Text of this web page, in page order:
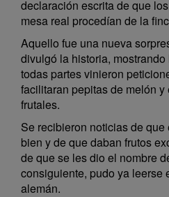
declaración escrita de que
mesa real procedían de la
Aquello fue una nueva
divulgó la historia,
todas partes vinieron
facilitaran pepitas de melón
frutales.
Se recibieron noticias de
bien y de que daban frutos
de que se les dio el nombre
consiguiente, pudo ya leerse
alemán.